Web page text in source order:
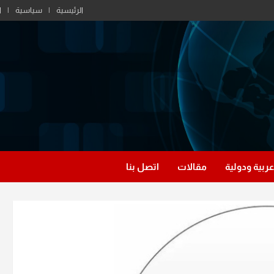
الرئيسية سياسية
عربية ودولية مقالات اتصل بنا